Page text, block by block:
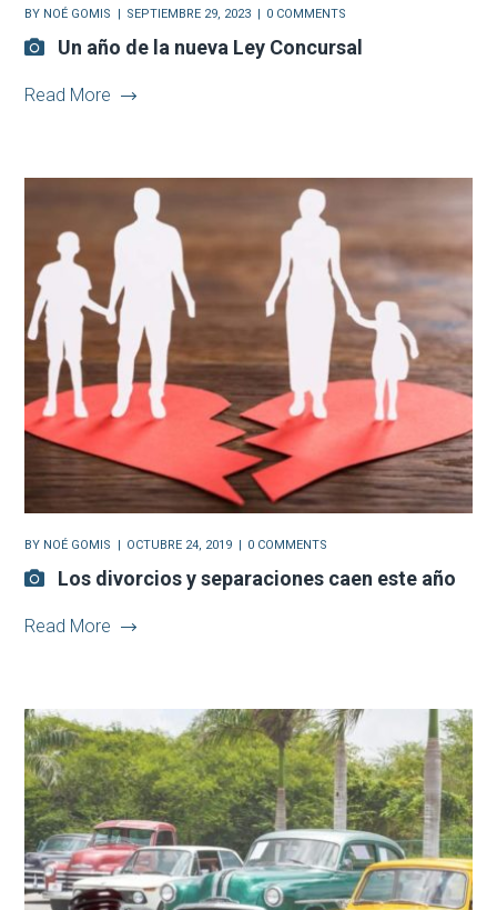
BY NOÉ GOMIS SEPTIEMBRE 29, 2023 0 COMMENTS
Un año de la nueva Ley Concursal
Read More
BY NOÉ GOMIS OCTUBRE 24, 2019 0 COMMENTS
Los divorcios y separaciones caen este año
Read More